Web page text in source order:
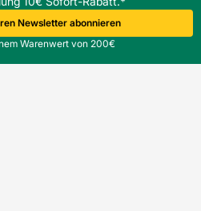
Newsletter abonnieren
Warenwert von 200€